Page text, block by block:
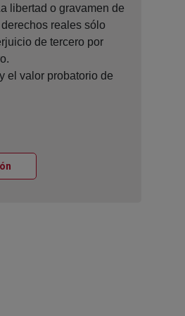
libertad o gravamen de
reales sólo
de tercero por
el valor probatorio de